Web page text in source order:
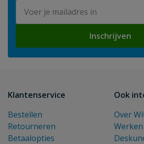
Inschrijven
Klantenservice
Bestellen
Retourneren
Betaalopties
Ook
Over